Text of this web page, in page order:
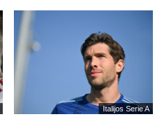
Italijos Serie A